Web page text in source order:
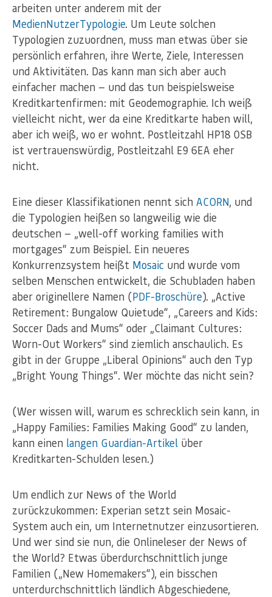
arbeiten unter anderem mit der
MedienNutzerTypologie. Um Leute solchen
Typologien zuzuordnen, muss man etwas über sie
persönlich erfahren, ihre Werte, Ziele, Interessen
und Aktivitäten. Das kann man sich aber auch
einfacher machen — und das tun beispielsweise
Kreditkartenfirmen: mit Geodemographie. Ich weiß
vielleicht nicht, wer da eine Kreditkarte haben will,
aber ich weiß, wo er wohnt. Postleitzahl HP18 0SB
ist vertrauenswürdig, Postleitzahl E9 6EA eher
nicht.
Eine dieser Klassifikationen nennt sich ACORN, und
die Typologien heißen so langweilig wie die
deutschen — „well-off working families with
mortgages“ zum Beispiel. Ein neueres
Konkurrenzsystem heißt Mosaic und wurde vom
selben Menschen entwickelt, die Schubladen haben
aber originellere Namen (PDF-Broschüre). „Active
Retirement: Bungalow Quietude“, „Careers and Kids:
Soccer Dads and Mums“ oder „Claimant Cultures:
Worn-Out Workers“ sind ziemlich anschaulich. Es
gibt in der Gruppe „Liberal Opinions“ auch den Typ
„Bright Young Things“. Wer möchte das nicht sein?
(Wer wissen will, warum es schrecklich sein kann, in
„Happy Families: Families Making Good“ zu landen,
kann einen langen Guardian-Artikel über
Kreditkarten-Schulden lesen.)
Um endlich zur News of the World
zurückzukommen: Experian setzt sein Mosaic-
System auch ein, um Internetnutzer einzusortieren.
Und wer sind sie nun, die Onlineleser der News of
the World? Etwas überdurchschnittlich junge
Familien („New Homemakers“), ein bisschen
unterdurchschnittlich ländlich Abgeschiedene,